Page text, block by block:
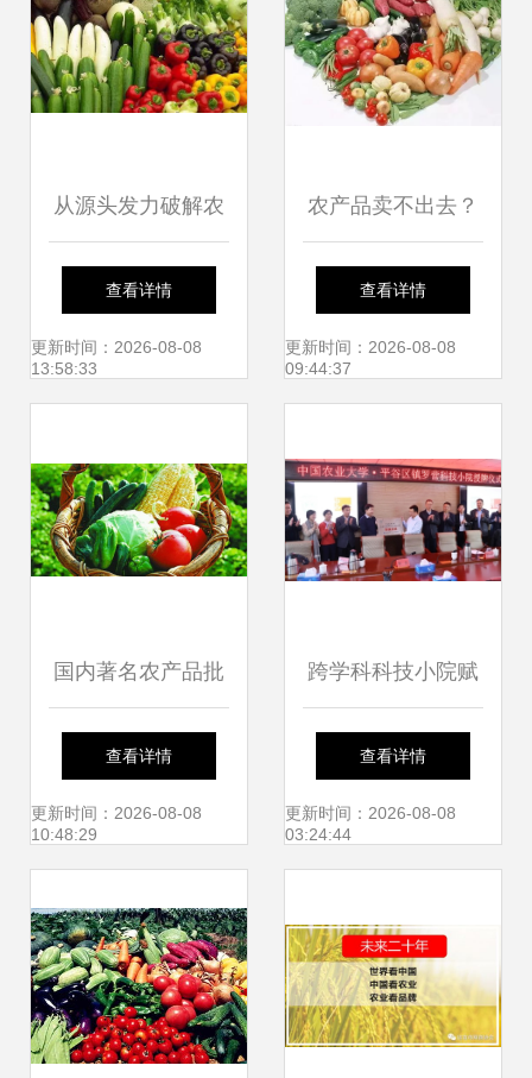
从源头发力破解农
产品卖难——访农
业农村部市场经济
查看详情
更新时间：2026-08-08
13:58:33
农产品卖不出去？
可能您忽视了这些
爆款技巧！
查看详情
更新时间：2026-08-08
09:44:37
国内著名农产品批
发市场大盘点 汇聚
水土，流淌烟火气
查看详情
更新时间：2026-08-08
10:48:29
跨学科科技小院赋
能乡村振兴 中国农
业大学人发学院与
农产品创新发展新
高地
查看详情
更新时间：2026-08-08
03:24:44